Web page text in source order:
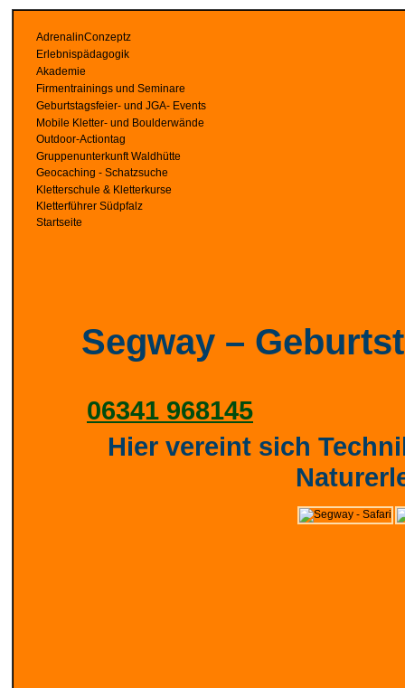
AdrenalinConzeptz
Erlebnispädagogik
Akademie
Firmentrainings und Seminare
Geburtstagsfeier- und JGA- Events
Mobile Kletter- und Boulderwände
Outdoor-Actiontag
Gruppenunterkunft Waldhütte
Geocaching - Schatzsuche
Kletterschule & Kletterkurse
Kletterführer Südpfalz
Startseite
Segway –
06341 968145
Hier vereint sich